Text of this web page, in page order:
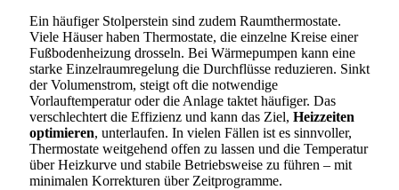
Ein häufiger Stolperstein sind zudem Raumthermostate.
Viele Häuser haben Thermostate, die einzelne Kreise einer
Fußbodenheizung drosseln. Bei Wärmepumpen kann eine
starke Einzelraumregelung die Durchflüsse reduzieren. Sinkt
der Volumenstrom, steigt oft die notwendige
Vorlauftemperatur oder die Anlage taktet häufiger. Das
verschlechtert die Effizienz und kann das Ziel, Heizzeiten
optimieren, unterlaufen. In vielen Fällen ist es sinnvoller,
Thermostate weitgehend offen zu lassen und die Temperatur
über Heizkurve und stabile Betriebsweise zu führen – mit
minimalen Korrekturen über Zeitprogramme.